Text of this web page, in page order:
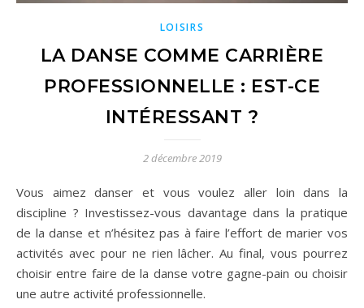
LOISIRS
LA DANSE COMME CARRIÈRE
PROFESSIONNELLE : EST-CE
INTÉRESSANT ?
2 décembre 2019
Vous aimez danser et vous voulez aller loin dans la
discipline ? Investissez-vous davantage dans la pratique
de la danse et n’hésitez pas à faire l’effort de marier vos
activités avec pour ne rien lâcher. Au final, vous pourrez
choisir entre faire de la danse votre gagne-pain ou choisir
une autre activité professionnelle.